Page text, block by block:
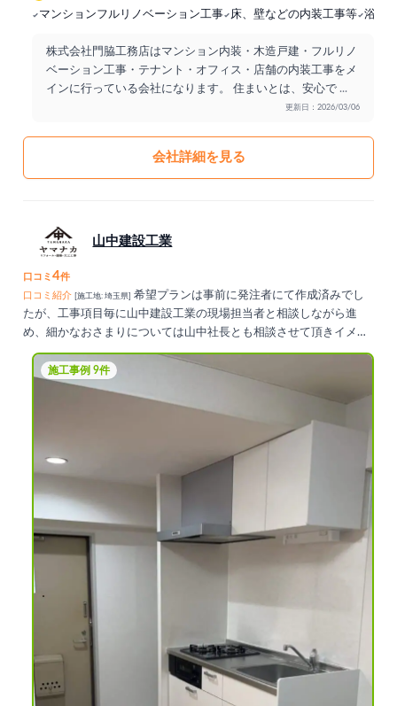
マンションフルリノベーション工事 床、壁などの内装工事等 浴室
株式会社門脇工務店はマンション内装・木造戸建・フルリノ
ベーション工事・テナント・オフィス・店舗の内装工事をメ
インに行っている会社になります。 住まいとは、安心で ...
更新日：2026/03/06
会社詳細を見る
山中建設工業
口コミ4件
口コミ紹介
[施工地: 埼玉県]
希望プランは事前に発注者にて作成済みでし
たが、工事項目毎に山中建設工業の現場担当者と相談しながら進
め、細かなおさまりについては山中社長とも相談させて頂きイメー
ジ通りの仕上がりになりました。
施工事例 9件